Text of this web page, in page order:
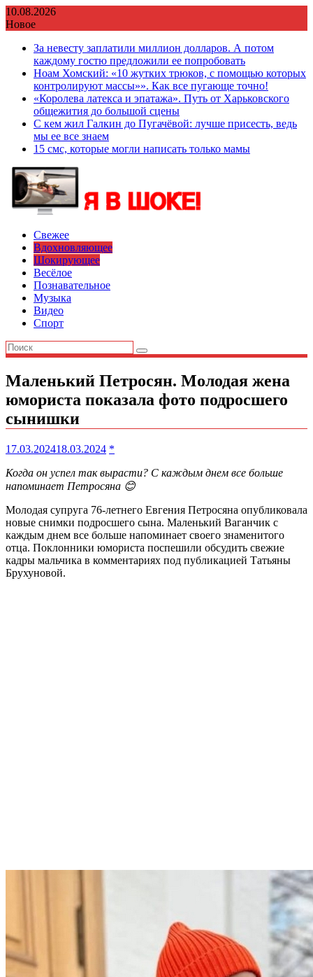
Перейти
к
10.08.2026
Новое
За невесту заплатили миллион долларов. А потом
каждому гостю предложили ее попробовать
Ноам Хомский: «10 жутких трюков, с помощью которых
контролируют массы»». Как все пугающе точно!
«Королева латекса и эпатажа». Путь от Харьковского
общежития до большой сцены
С кем жил Галкин до Пугачёвой: лучше присесть, ведь
мы ее все знаем
15 смс, которые могли написать только мамы
Свежее
Вдохновляющее
Шокирующее
Весёлое
Познавательное
Музыка
Видео
Спорт
Маленький Петросян. Молодая жена
юмориста показала фото подросшего
сынишки
17.03.202418.03.2024 *
Когда он успел так вырасти? С каждым днем все больше
напоминает Петросяна 😊
Молодая супруга 76-летнего Евгения Петросяна опубликовала
новые снимки подросшего сына. Маленький Ваганчик с
каждым днем все больше напоминает своего знаменитого
отца. Поклонники юмориста поспешили обсудить свежие
кадры мальчика в комментариях под публикацией Татьяны
Брухуновой.